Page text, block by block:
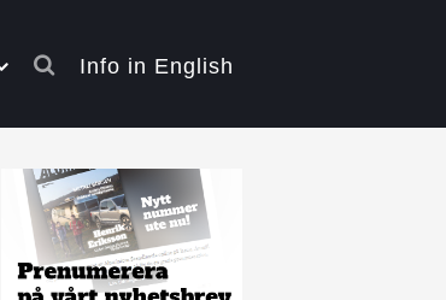
Info in English